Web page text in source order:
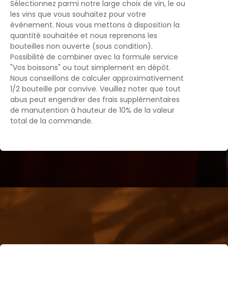
Sélectionnez parmi notre large choix de vin, le ou
les vins que vous souhaitez pour votre
événement. Nous vous mettons à disposition la
quantité souhaitée et nous reprenons les
bouteilles non ouverte (sous condition).
Possibilité de combiner avec la formule service
"Vos boissons" ou tout simplement en dépôt.
Nous conseillons de calculer approximativement
1/2 bouteille par convive. Veuillez noter que tout
abus peut engendrer des frais supplémentaires
de manutention à hauteur de 10% de la valeur
total de la commande.